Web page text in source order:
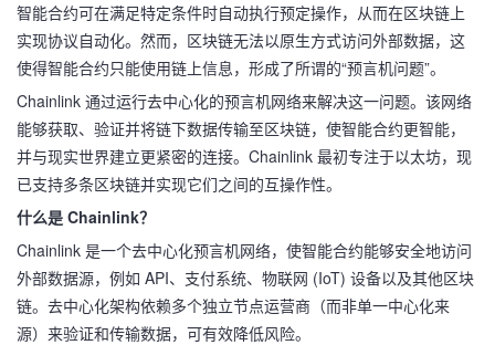
智能合约可在满足特定条件时自动执行预定操作，从而在区块链上
实现协议自动化。然而，区块链无法以原生方式访问外部数据，这
使得智能合约只能使用链上信息，形成了所谓的“预言机问题”。
Chainlink 通过运行去中心化的预言机网络来解决这一问题。该网络
能够获取、验证并将链下数据传输至区块链，使智能合约更智能，
并与现实世界建立更紧密的连接。Chainlink 最初专注于以太坊，现
已支持多条区块链并实现它们之间的互操作性。
什么是 Chainlink？
Chainlink 是一个去中心化预言机网络，使智能合约能够安全地访问
外部数据源，例如 API、支付系统、物联网 (IoT) 设备以及其他区块
链。去中心化架构依赖多个独立节点运营商（而非单一中心化来
源）来验证和传输数据，可有效降低风险。